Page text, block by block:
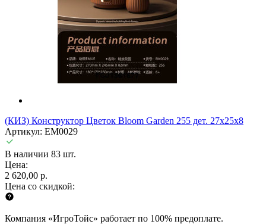
(КИЗ) Конструктор Цветок Bloom Garden 255 дет. 27x25x8
Артикул: EM0029
В наличии 83 шт.
Цена:
2 620,00 р.
Цена со скидкой:
Компания «ИгроТойс» работает по 100% предоплате.